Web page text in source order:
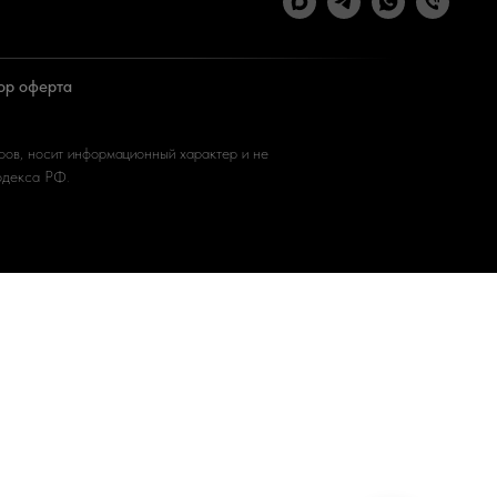
оферта
носит информационный характер и не
РФ